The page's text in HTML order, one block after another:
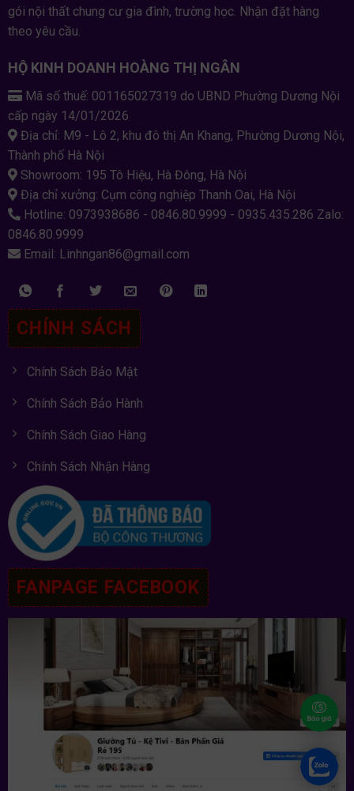
gói nội thất chung cư gia đình, trường học. Nhận đặt hàng
theo yêu cầu.
HỘ KINH DOANH HOÀNG THỊ NGÂN
Mã số thuế: 001165027319 do UBND Phường Dương Nội
cấp ngày 14/01/2026
Địa chỉ: M9 - Lô 2, khu đô thị An Khang, Phường Dương Nội,
Thành phố Hà Nội
Showroom: 195 Tô Hiệu, Hà Đông, Hà Nội
Địa chỉ xưởng: Cụm công nghiệp Thanh Oai, Hà Nội
Hotline: 0973938686 - 0846.80.9999 - 0935.435.286 Zalo:
0846.80.9999
Email: Linhngan86@gmail.com
CHÍNH SÁCH
Chính Sách Bảo Mật
Chính Sách Bảo Hành
Chính Sách Giao Hàng
Chính Sách Nhận Hàng
FANPAGE FACEBOOK